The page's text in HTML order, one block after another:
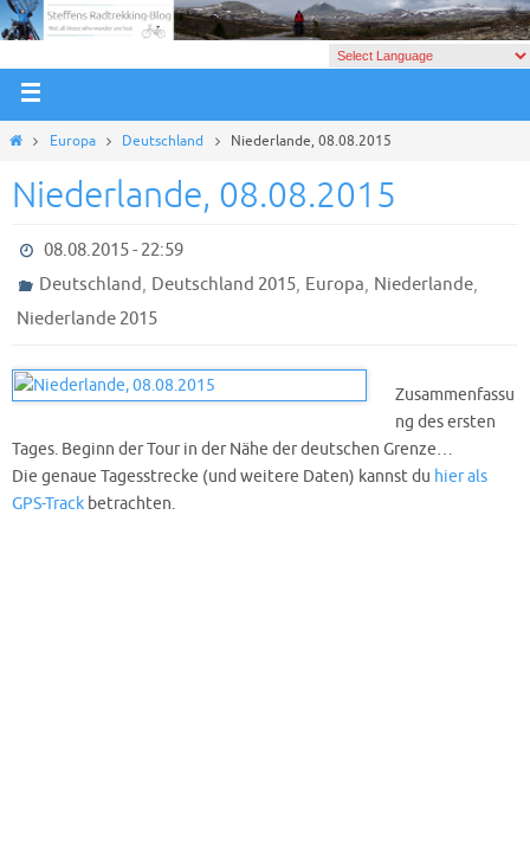
Europa Deutschland Niederlande, 08.08.2015
Niederlande, 08.08.2015
08.08.2015 - 22:59
Deutschland, Deutschland 2015, Europa, Niederlande,
Niederlande 2015
Zusammenfassu
ng des ersten
Tages. Beginn der Tour in der Nähe der deutschen Grenze…
Die genaue Tagesstrecke (und weitere Daten) kannst du hier als
GPS-Track betrachten.